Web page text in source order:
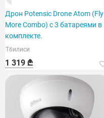
Дрон Potensic Drone Atom (Fly
More Combo) с 3 батареями в
комплекте.
Тбилиси
1 319 ₾